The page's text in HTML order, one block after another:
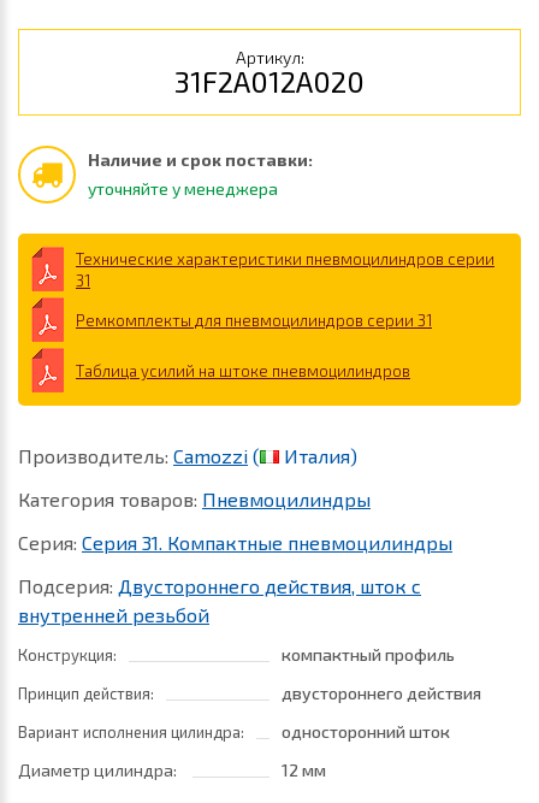
Артикул:
31F2A012A020
Наличие и срок поставки:
уточняйте у менеджера
Технические характеристики пневмоцилиндров серии
31
Ремкомплекты для пневмоцилиндров серии 31
Таблица усилий на штоке пневмоцилиндров
Производитель: Camozzi (
Италия)
Категория товаров: Пневмоцилиндры
Серия: Серия 31. Компактные пневмоцилиндры
Подсерия: Двустороннего действия, шток с
внутренней резьбой
Конструкция: компактный профиль
Принцип действия: двустороннего действия
Вариант исполнения цилиндра:
односторонний шток
Диаметр цилиндра:
12 мм